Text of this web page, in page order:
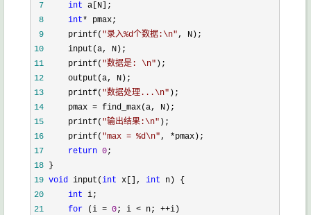
7
int
8
int*
9
     printf(
"录入%d个数据:\n"
10
11
     printf(
"数据是: \n"
12
13
     printf(
"数据处理...\n"
14
     pmax =
15
     printf(
"输出结果:\n"
16
     printf(
"max = %d\n", *
17
return 0
18
19 void input(int x[], int
20
int
21
for (i = 0; i < n; ++